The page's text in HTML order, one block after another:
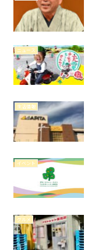
ニュース
生活情報
イベント
グルメ